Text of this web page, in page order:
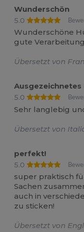
Wunderschön
5.0
Wunderschöne
gute
Übersetzt von
5.0
Sehr langlebig
Übersetzt von
perfekt!
5.0
super praktisch
Sachen
auch in
zu sticken!
Übersetzt von